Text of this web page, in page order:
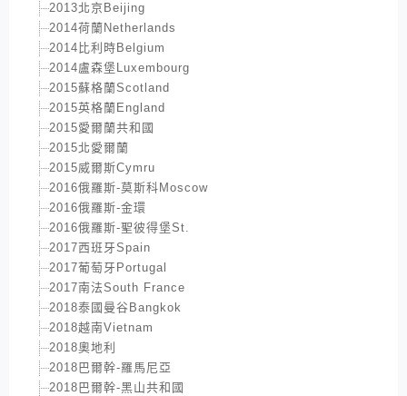
2013北京Beijing
2014荷蘭Netherlands
2014比利時Belgium
2014盧森堡Luxembourg
2015蘇格蘭Scotland
2015英格蘭England
2015愛爾蘭共和國
2015北愛爾蘭
2015威爾斯Cymru
2016俄羅斯-莫斯科Moscow
2016俄羅斯-金環
2016俄羅斯-聖彼得堡St.
2017西班牙Spain
2017葡萄牙Portugal
2017南法South France
2018泰國曼谷Bangkok
2018越南Vietnam
2018奧地利
2018巴爾幹-羅馬尼亞
2018巴爾幹-黑山共和國